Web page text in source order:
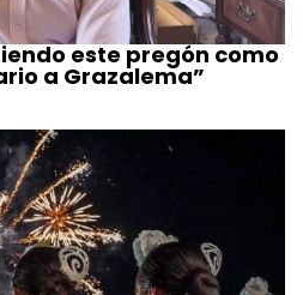
este pregón como
a Grazalema”